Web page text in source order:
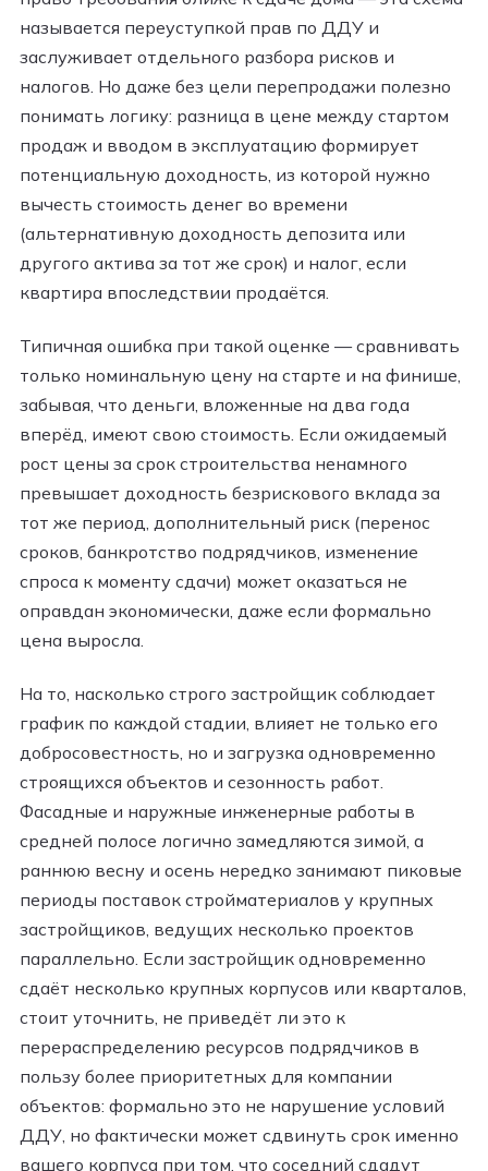
называется переуступкой прав по ДДУ и
заслуживает отдельного разбора рисков и
налогов. Но даже без цели перепродажи полезно
понимать логику: разница в цене между стартом
продаж и вводом в эксплуатацию формирует
потенциальную доходность, из которой нужно
вычесть стоимость денег во времени
(альтернативную доходность депозита или
другого актива за тот же срок) и налог, если
квартира впоследствии продаётся.
Типичная ошибка при такой оценке — сравнивать
только номинальную цену на старте и на финише,
забывая, что деньги, вложенные на два года
вперёд, имеют свою стоимость. Если ожидаемый
рост цены за срок строительства ненамного
превышает доходность безрискового вклада за
тот же период, дополнительный риск (перенос
сроков, банкротство подрядчиков, изменение
спроса к моменту сдачи) может оказаться не
оправдан экономически, даже если формально
цена выросла.
На то, насколько строго застройщик соблюдает
график по каждой стадии, влияет не только его
добросовестность, но и загрузка одновременно
строящихся объектов и сезонность работ.
Фасадные и наружные инженерные работы в
средней полосе логично замедляются зимой, а
раннюю весну и осень нередко занимают пиковые
периоды поставок стройматериалов у крупных
застройщиков, ведущих несколько проектов
параллельно. Если застройщик одновременно
сдаёт несколько крупных корпусов или кварталов,
стоит уточнить, не приведёт ли это к
перераспределению ресурсов подрядчиков в
пользу более приоритетных для компании
объектов: формально это не нарушение условий
ДДУ, но фактически может сдвинуть срок именно
вашего корпуса при том, что соседний сдадут